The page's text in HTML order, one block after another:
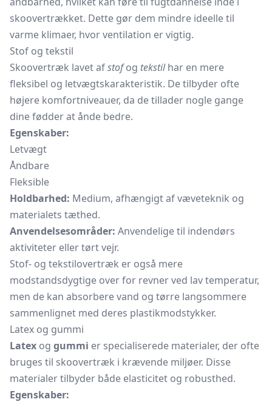
skoovertrækket. Dette gør dem mindre ideelle til
varme klimaer, hvor ventilation er vigtig.
Stof og tekstil
Skoovertræk lavet afstofog tekstilhar en mere
fleksibel og letvægtskarakteristik. De tilbyder ofte
højere komfortniveauer, da de tillader nogle gange
dine fødder at ånde bedre.
Egenskaber:
Letvægt
Åndbare
Fleksible
Holdbarhed: Medium, afhængigt af væveteknik og
materialets tæthed.
Anvendelsesområder: Anvendelige til indendørs
aktiviteter eller tørt vejr.
Stof- og tekstilovertræk er også mere
modstandsdygtige over for revner ved lav temperatur,
men de kan absorbere vand og tørre langsommere
sammenlignet med deres plastikmodstykker.
Latex og gummi
Latex og gummi er specialiserede materialer, der ofte
bruges til skoovertræk i krævende miljøer. Disse
materialer tilbyder både elasticitet og robusthed.
Egenskaber: